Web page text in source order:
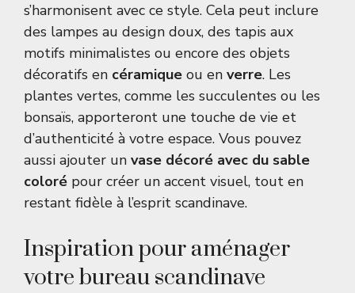
s’harmonisent avec ce style. Cela peut inclure
des lampes au design doux, des tapis aux
motifs minimalistes ou encore des objets
décoratifs en céramique ou en verre. Les
plantes vertes, comme les succulentes ou les
bonsaïs, apporteront une touche de vie et
d’authenticité à votre espace. Vous pouvez
aussi ajouter un vase décoré avec du sable
coloré pour créer un accent visuel, tout en
restant fidèle à l’esprit scandinave.
Inspiration pour aménager
votre bureau scandinave